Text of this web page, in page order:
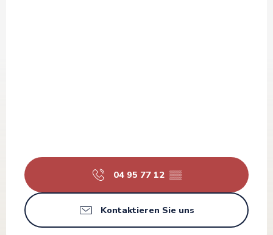
04 95 77 12 ▒▒
Kontaktieren Sie uns